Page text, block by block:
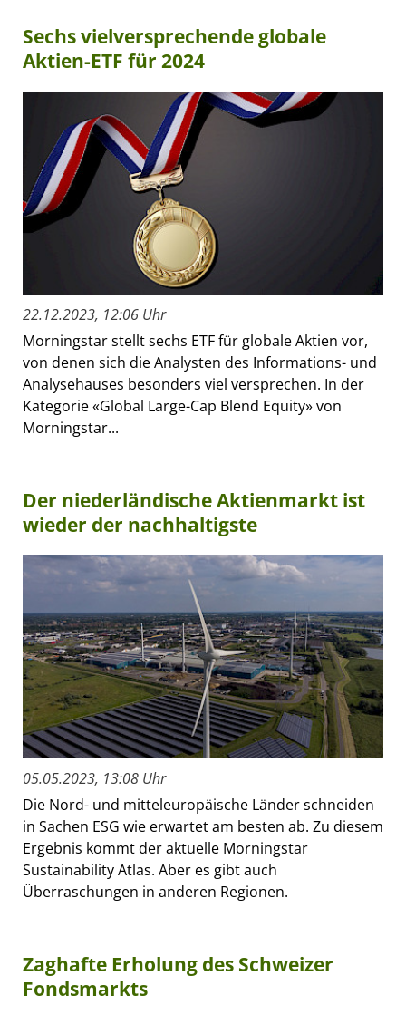
Sechs vielversprechende globale
Aktien-ETF für 2024
22.12.2023, 12:06 Uhr
Morningstar stellt sechs ETF für globale Aktien vor,
von denen sich die Analysten des Informations- und
Analysehauses besonders viel versprechen. In der
Kategorie «Global Large-Cap Blend Equity» von
Morningstar...
Der niederländische Aktienmarkt ist
wieder der nachhaltigste
05.05.2023, 13:08 Uhr
Die Nord- und mitteleuropäische Länder schneiden
in Sachen ESG wie erwartet am besten ab. Zu diesem
Ergebnis kommt der aktuelle Morningstar
Sustainability Atlas. Aber es gibt auch
Überraschungen in anderen Regionen.
Zaghafte Erholung des Schweizer
Fondsmarkts